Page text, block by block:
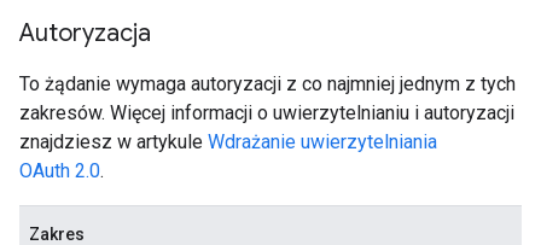
Autoryzacja
To żądanie wymaga autoryzacji z co najmniej jednym z tych
zakresów. Więcej informacji o uwierzytelnianiu i autoryzacji
znajdziesz w artykule Wdrażanie uwierzytelniania
OAuth 2.0.
Zakres